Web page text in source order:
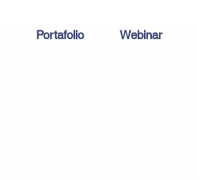
Portafolio Webinar